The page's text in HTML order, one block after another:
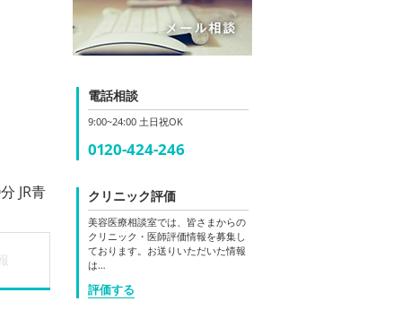
JR青
電話相談
9:00~24:00 土日祝OK
0120-424-246
クリニック評価
美容医療相談室では、皆さまからの
クリニック・医師評価情報を募集し
ております。お送りいただいた情報
は…
評価する